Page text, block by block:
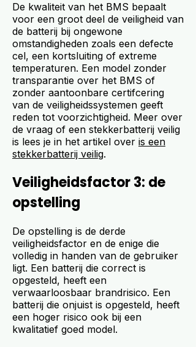
De kwaliteit van het BMS bepaalt
voor een groot deel de veiligheid van
de batterij bij ongewone
omstandigheden zoals een defecte
cel, een kortsluiting of extreme
temperaturen. Een model zonder
transparantie over het BMS of
zonder aantoonbare certifcering
van de veiligheidssystemen geeft
reden tot voorzichtigheid. Meer over
de vraag of een stekkerbatterij veilig
is lees je in het artikel over is een
stekkerbatterij veilig.
Veiligheidsfactor 3: de
opstelling
De opstelling is de derde
veiligheidsfactor en de enige die
volledig in handen van de gebruiker
ligt. Een batterij die correct is
opgesteld, heeft een
verwaarloosbaar brandrisico. Een
batterij die onjuist is opgesteld, heeft
een hoger risico ook bij een
kwalitatief goed model.